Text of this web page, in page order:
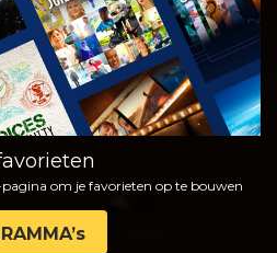
om je favorieten op te bouwen